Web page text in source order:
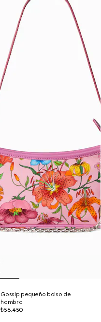
Gossip pequeño bolso de
hombro
₺56.450